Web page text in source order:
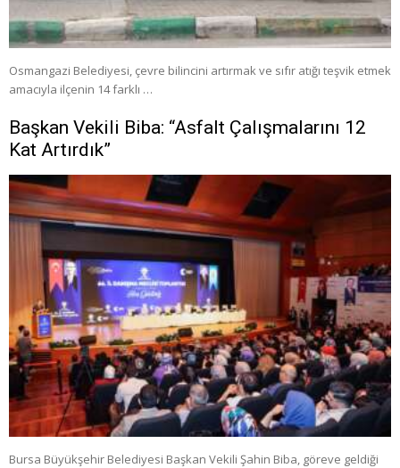
Osmangazi Belediyesi, çevre bilincini artırmak ve sıfır atığı teşvik etmek
amacıyla ilçenin 14 farklı …
Başkan Vekili Biba: “Asfalt Çalışmalarını 12
Kat Artırdık”
Bursa Büyükşehir Belediyesi Başkan Vekili Şahin Biba, göreve geldiği